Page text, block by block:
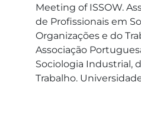
Meeting of ISSOW.
de Profissionais em
Organizações e do
Associação
Sociologia Industrial,
Trabalho.